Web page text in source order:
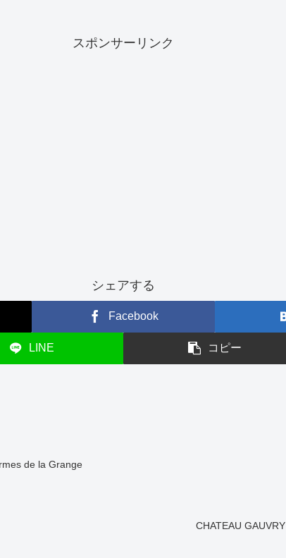
スポンサーリンク
シェアする
Facebook
LINE コピー
de la Grange
CHATEAU GAUVRY